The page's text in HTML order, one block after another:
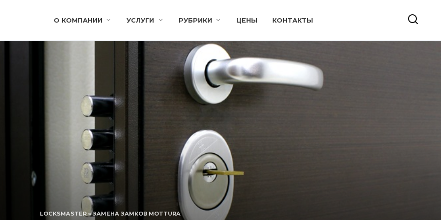
О КОМПАНИИ УСЛУГИ РУБРИКИ ЦЕНЫ КОНТАКТЫ
LOCKSMASTER »ЗАМЕНА ЗАМКОВ MOTTURA